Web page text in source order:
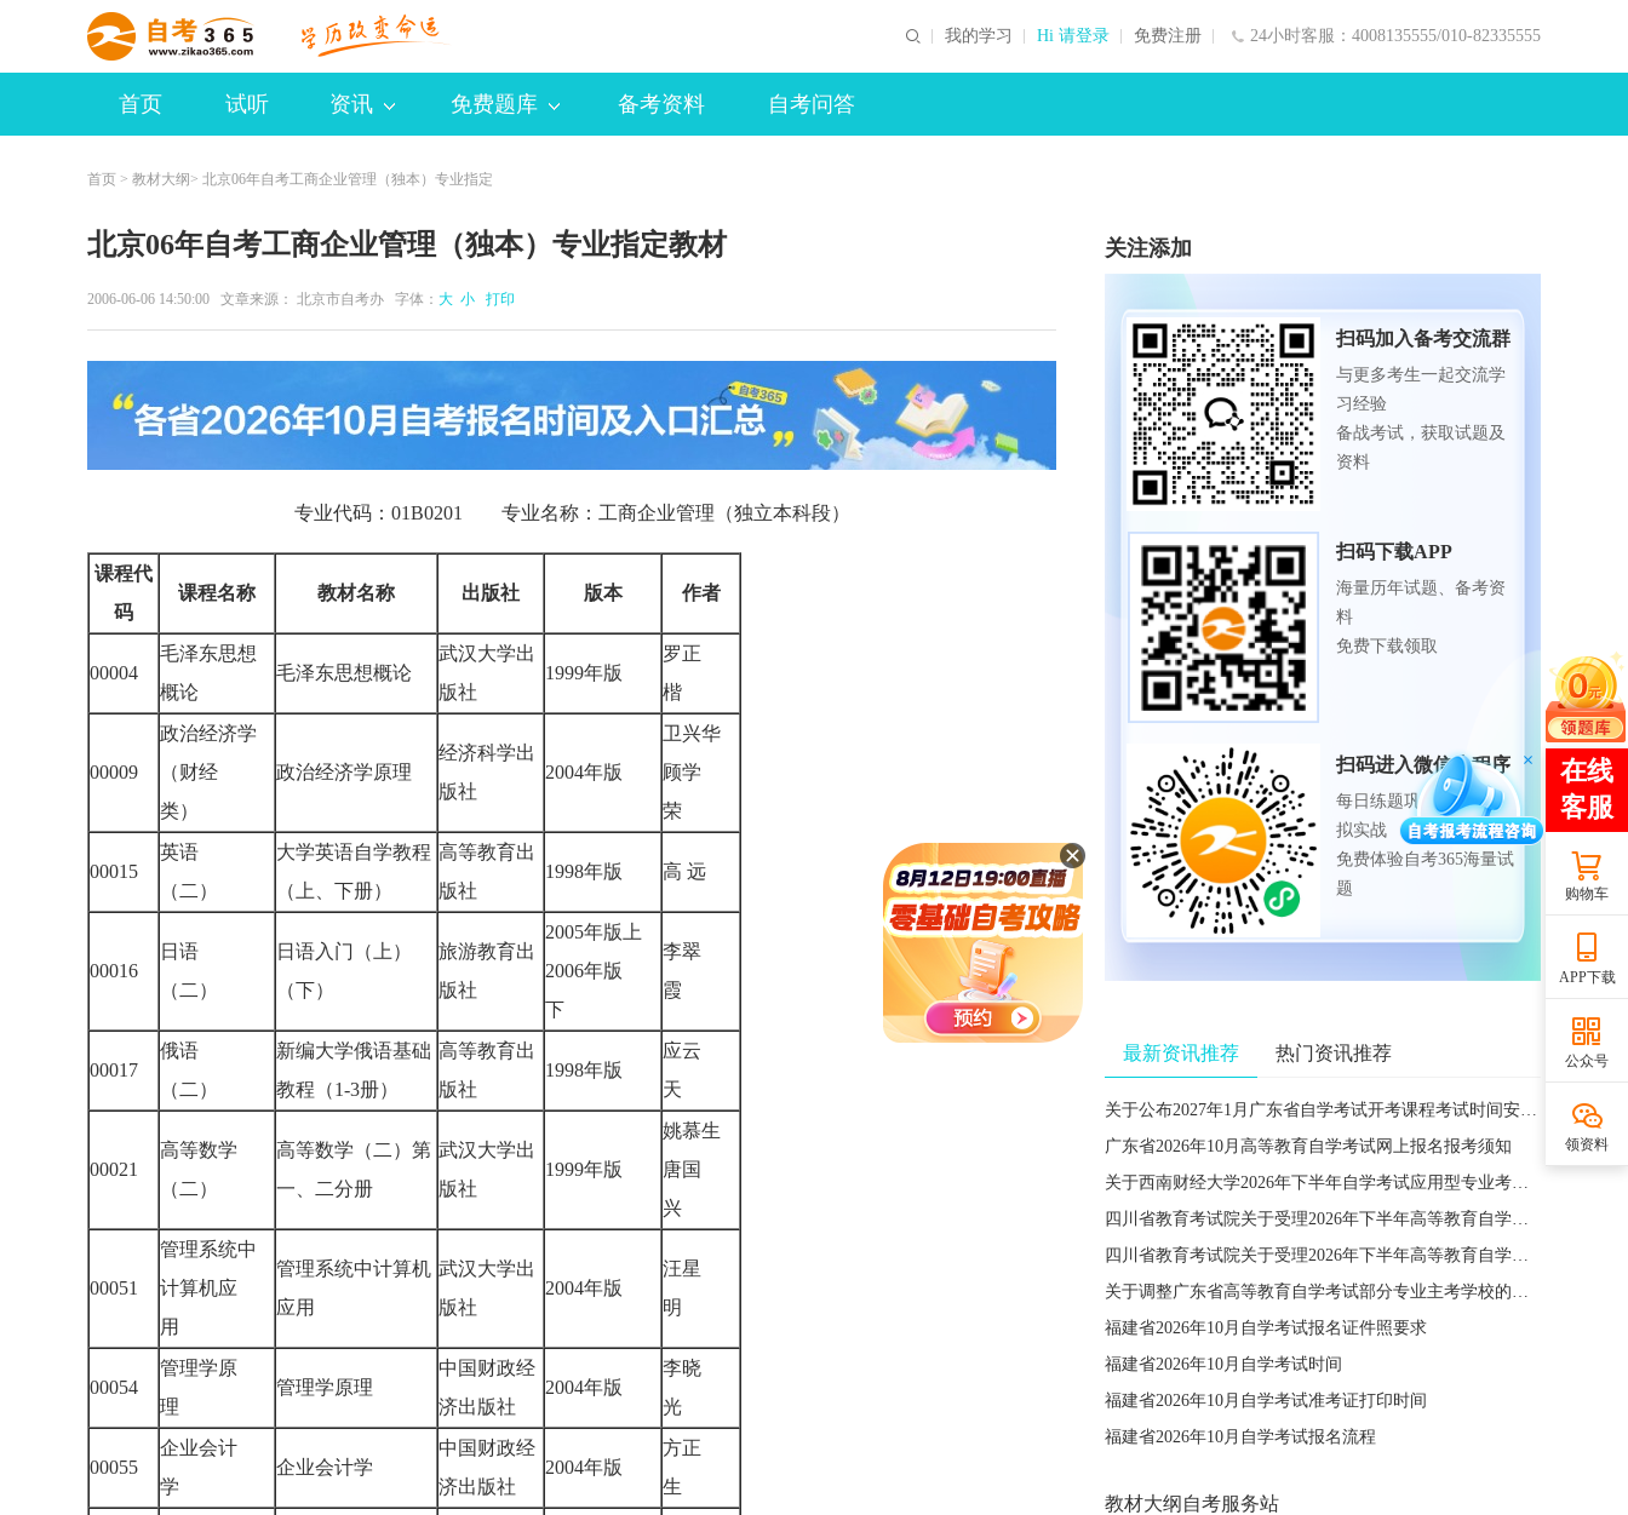
24小时客服：4008135555/010-82335555
我的学习 Hi 请登录 免费注册
首页 试听 资讯 免费题库 备考资料 自考问答
首页 > 教材大纲 > 北京06年自考工商企业管理（独本）专业指定
北京06年自考工商企业管理（独本）专业指定教材
2006-06-06 14:50:00 文章来源： 北京市自考办 字体： 大 小 打印
专业代码：01B0201 专业名称：工商企业管理（独立本科段）
课程代
码
课程名称 教材名称 出版社 版本 作者
00004
毛泽东思想
概论
毛泽东思想概论
武汉大学出
版社
1999年版
罗正
楷
00009
政治经济学
（财经
类）
政治经济学原理
经济科学出
版社
2004年版
卫兴华
顾学
荣
00015
英语
（二）
大学英语自学教程
（上、下册）
高等教育出
版社
1998年版 高 远
00016
日语
（二）
日语入门（上）
（下）
旅游教育出
版社
2005年版上
2006年版
下
李翠
霞
00017
俄语
（二）
新编大学俄语基础
教程（1-3册）
高等教育出
版社
1998年版
应云
天
00021
高等数学
（二）
高等数学（二）第
一、二分册
武汉大学出
版社
1999年版
姚慕生
唐国
兴
00051
管理系统中
计算机应
用
管理系统中计算机
应用
武汉大学出
版社
2004年版
汪星
明
00054
管理学原
理
管理学原理
中国财政经
济出版社
2004年版
李晓
光
00055
企业会计
学
企业会计学
中国财政经
济出版社
2004年版
方正
生
关注添加
扫码加入备考交流群
与更多考生一起交流学
习经验
备战考试，获取试题及
资料
扫码下载APP
海量历年试题、备考资
料
免费下载领取
扫码进入微信小程序
每日练题巩固、考前模
拟实战
免费体验自考365海量试
题
最新资讯推荐 热门资讯推荐
关于公布2027年1月广东省自学考试开考课程考试时间安排和使用教材的通知
广东省2026年10月高等教育自学考试网上报名报考须知
关于西南财经大学2026年下半年自学考试应用型专业考籍更改办理的通知
四川省教育考试院关于受理2026年下半年高等教育自学考试省际转考申请的通告
四川省教育考试院关于受理2026年下半年高等教育自学考试考籍更改申请的通告
关于调整广东省高等教育自学考试部分专业主考学校的通知
福建省2026年10月自学考试报名证件照要求
福建省2026年10月自学考试时间
福建省2026年10月自学考试准考证打印时间
福建省2026年10月自学考试报名流程
教材大纲自考服务站
购物车
APP下载
公众号
领资料